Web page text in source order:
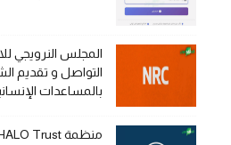
التواصل و تقديم
بالمساعدات